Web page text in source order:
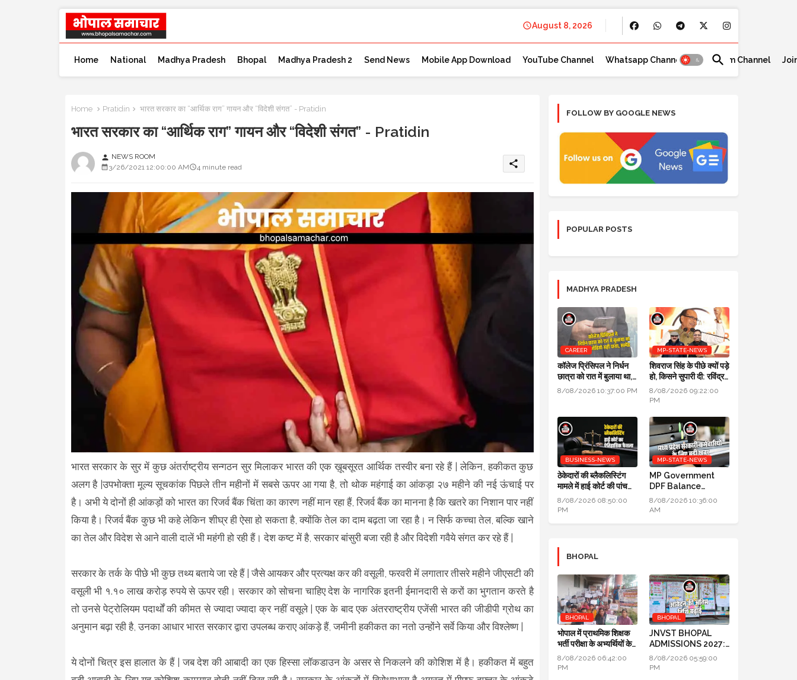
August 8, 2026
Home National Madhya Pradesh Bhopal Madhya Pradesh 2 Send News Mobile App Download YouTube Channel Whatsapp Channel Telegram Channel
Home Pratidin भारत सरकार का “आर्थिक राग” गायन और “विदेशी संगत” - Pratidin
भारत सरकार का “आर्थिक राग” गायन और “विदेशी संगत” - Pratidin
person NEWS ROOM
3/26/2021 12:00:00 AM
4 minute read share
भारत सरकार के सुर में कुछ अंतर्राष्ट्रीय सन्गठन सुर मिलाकर भारत की एक ख़ूबसूरत आर्थिक तस्वीर बना रहे हैं | लेकिन, हकीकत कुछ
अलग है |उपभोक्ता मूल्य सूचकांक पिछले तीन महीनों में सबसे ऊपर आ गया है, तो थोक महंगाई का आंकड़ा २७ महीने की नई ऊंचाई पर
है। अभी ये दोनों ही आंकड़ों को भारत का रिजर्व बैंक चिंता का कारण नहीं मान रहा हैं, रिजर्व बैंक का मानना है कि खतरे का निशान पार नहीं
किया है। रिजर्व बैंक कुछ भी कहे लेकिन शीघ्र ही ऐसा हो सकता है, क्योंकि तेल का दाम बढ़ता जा रहा है। न सिर्फ कच्चा तेल, बल्कि खाने
का तेल और विदेश से आने वाली दालें भी महंगी हो रही हैं। देश कष्ट में है, सरकार बांसुरी बजा रही है और विदेशी गवैये संगत कर रहे हैं |
सरकार के तर्क के पीछे भी कुछ तथ्य बताये जा रहे हैं | जैसे आयकर और प्रत्यक्ष कर की वसूली, फरवरी में लगातार तीसरे महीने जीएसटी की
वसूली भी १.१० लाख करोड़ रुपये से ऊपर रही। सरकार को सोचना चाहिए देश के नागरिक इतनी ईमानदारी से करों का भुगतान करते है
तो उनसे पेट्रोलियम पदार्थों की कीमत से ज्यादा ज्यादा क्र नहीं वसूले | एक के बाद एक अंतरराष्ट्रीय एजेंसी भारत की जीडीपी ग्रोथ का
अनुमान बढ़ा रही है, उनका आधार भारत सरकार द्वारा उपलब्ध कराए आंकड़े हैं, जमीनी हकीकत का नतो उन्होंने सर्वे किया और विश्लेष्ण |
ये दोनों चित्र इस हालात के हैं | जब देश की आबादी का एक हिस्सा लॉकडाउन के असर से निकलने की कोशिश में है। हकीकत में बहुत
FOLLOW BY GOOGLE NEWS
POPULAR POSTS
MADHYA PRADESH
CAREER
कॉलेज प्रिंसिपल ने निर्धन
छात्रा को रात में बुलाया था,
जांच में ऑडियो सही पाया,
8/08/2026 10:37:00 PM
MP-STATE-NEWS
शिवराज सिंह के पीछे क्यों पड़े
हो, किसने सुपारी दी: रविंद्र
जैन का सवाल, आजाद सिंह
का जवाब
8/08/2026 09:22:00
PM
BUSINESS-NEWS
ठेकेदारों की ब्लैकलिस्टिंग
मामले में हाई कोर्ट की पांच
न्यायाधीशों की पूर्ण पीठ का
ऐतिहासिक फैसला
8/08/2026 08:50:00
PM
MP-STATE-NEWS
MP Government
DPF Balance
Update New
Guidelines 2026:
8/08/2026 10:36:00
AM
BHOPAL
BHOPAL
भोपाल में प्राथमिक शिक्षक
भर्ती परीक्षा के अभ्यर्थियों के
प्रदर्शन का दूसरा दिन
8/08/2026 06:42:00
PM
BHOPAL
JNVST BHOPAL
ADMISSIONS 2027:
कक्षा 6 में प्रवेश के लिए
आवेदन की अंतिम तिथि बढ़ाई
8/08/2026 05:59:00
PM